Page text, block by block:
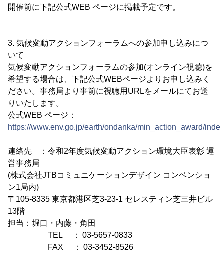
開催前に下記公式WEB ページに掲載予定です。
3. 気候変動アクションフォーラムへの参加申し込みにつ
いて
気候変動アクションフォーラムの参加(オンライン視聴)を
希望する場合は、下記公式WEBページよりお申し込みく
ださい。事務局より事前に視聴用URLをメールにてお送
りいたします。
公式WEB ページ：
https://www.env.go.jp/earth/ondanka/min_action_award/
連絡先 ：令和2年度気候変動アクション環境大臣表彰 運
営事務局
(株式会社JTBコミュニケーションデザイン コンベンショ
ン1局内)
〒105-8335 東京都港区芝3-23-1 セレスティン芝三井ビル
13階
担当：堀口・内藤・角田
TEL ： 03-5657-0833
FAX ： 03-3452-8526